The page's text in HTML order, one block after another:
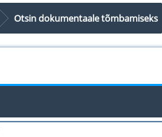
Otsin dokumentaale tõmbamiseks